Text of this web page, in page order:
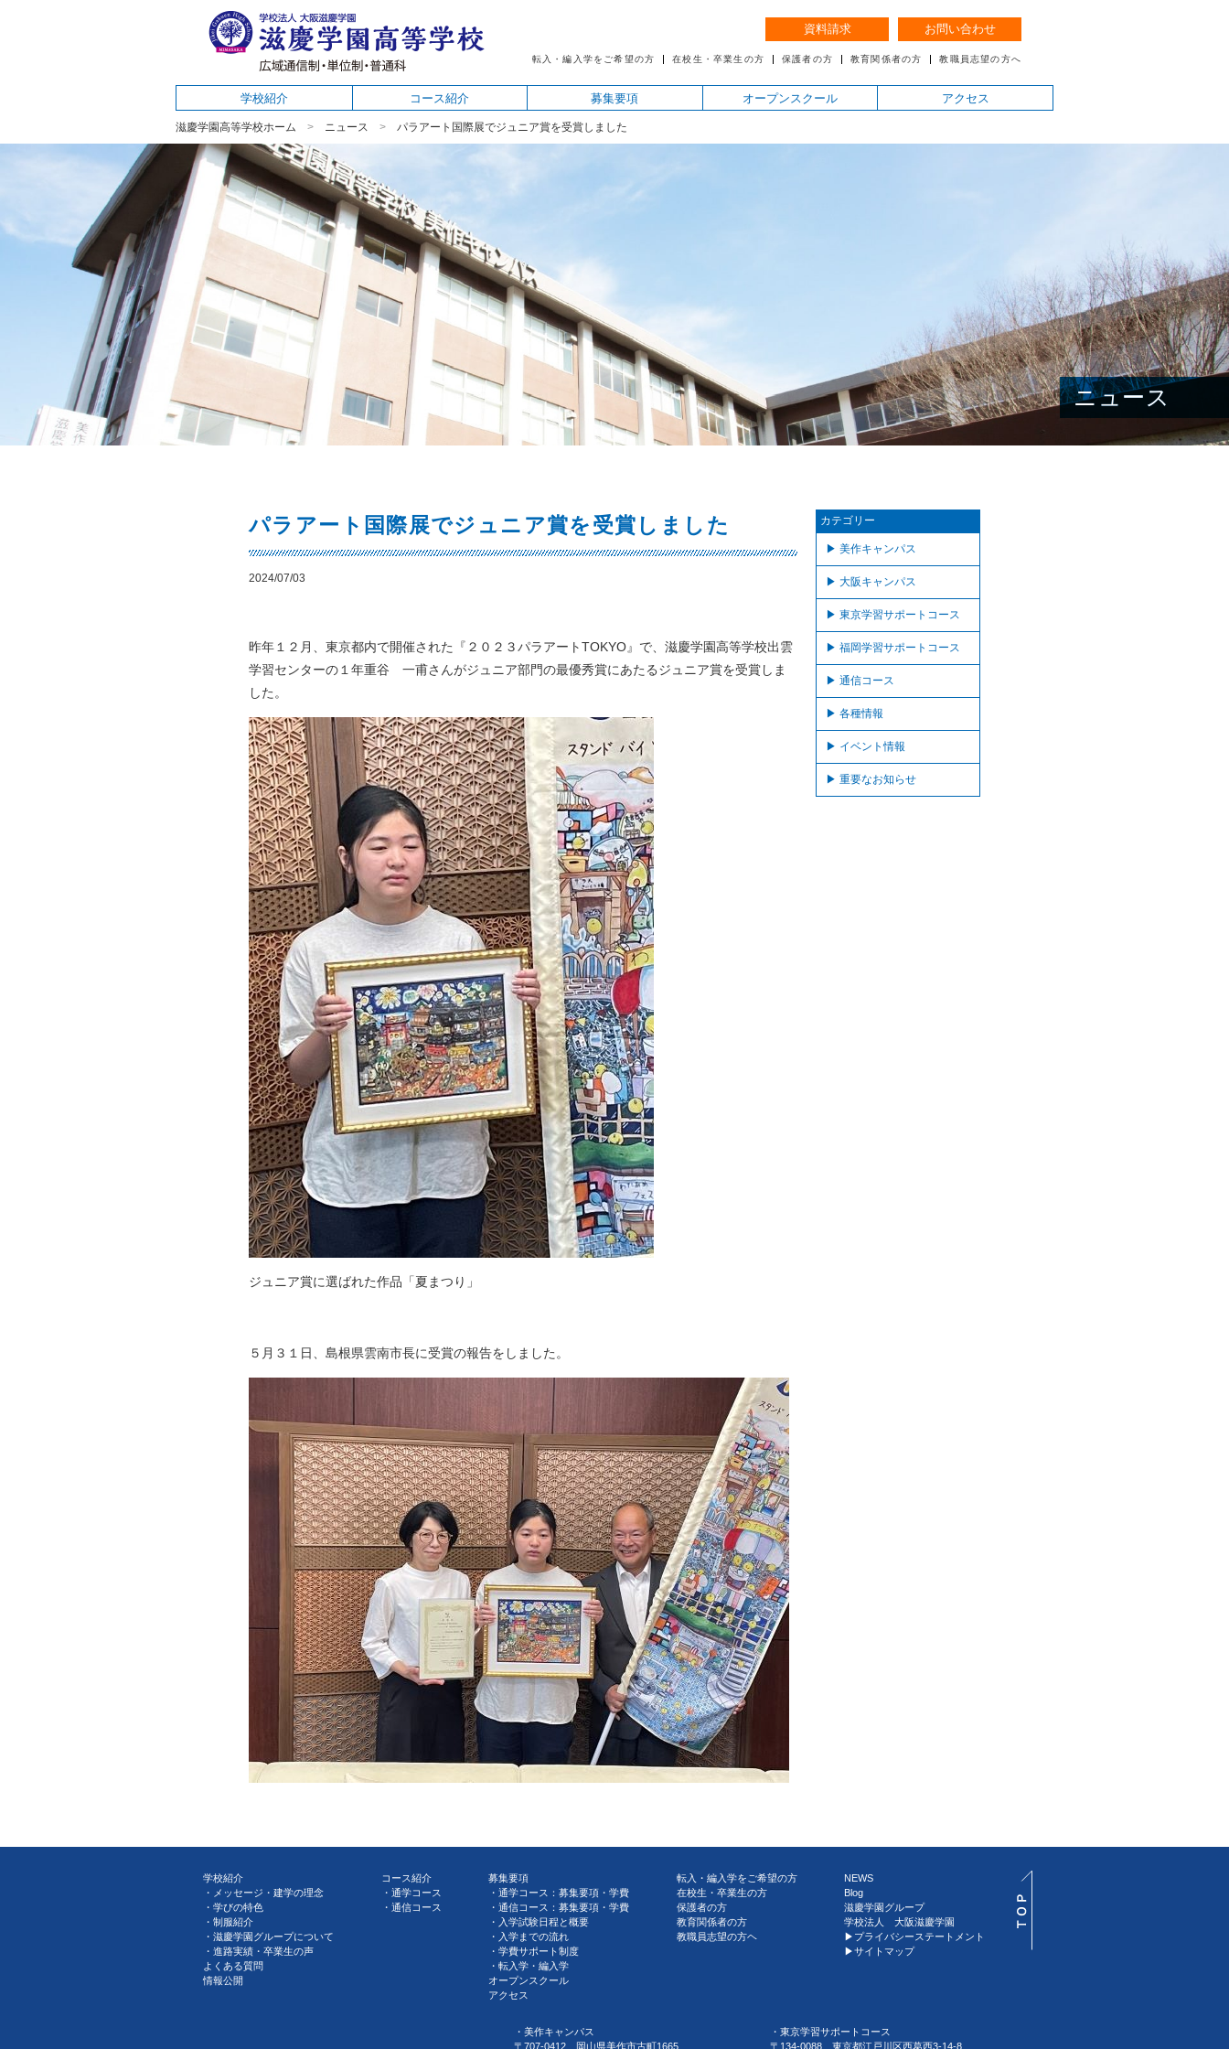
資料請求 お問い合わせ
転入・編入学をご希望の方 在校生・卒業生の方 保護者の方 教育関係者の方 教職員志望の方へ
学校紹介 コース紹介 募集要項 オープンスクール アクセス
滋慶学園高等学校ホーム ニュース パラアート国際展でジュニア賞を受賞しました
ニュース
カテゴリー
美作キャンパス
大阪キャンパス
東京学習サポートコース
福岡学習サポートコース
通信コース
各種情報
イベント情報
重要なお知らせ
パラアート国際展でジュニア賞を受賞しました
2024/07/03
昨年１２月、東京都内で開催された『２０２３パラアートTOKYO』で、滋慶学園高等学校出雲
学習センターの１年重谷 一甫さんがジュニア部門の最優秀賞にあたるジュニア賞を受賞しま
した。
ジュニア賞に選ばれた作品「夏まつり」
５月３１日、島根県雲南市長に受賞の報告をしました。
学校紹介
メッセージ・建学の理念
学びの特色
制服紹介
滋慶学園グループについて
進路実績・卒業生の声
よくある質問
情報公開
コース紹介
通学コース
通信コース
募集要項
通学コース：募集要項・学費
通信コース：募集要項・学費
入学試験日程と概要
入学までの流れ
学費サポート制度
転入学・編入学
オープンスクール
アクセス
転入・編入学をご希望の方
在校生・卒業生の方
保護者の方
教育関係者の方
教職員志望の方ヘ
NEWS
Blog
滋慶学園グループ
学校法人 大阪滋慶学園
▶︎プライバシーステートメント
▶︎サイトマップ
・美作キャンパス
〒707-0412 岡山県美作市古町1665
・東京学習サポートコース
〒134-0088 東京都江戸川区西葛西3-14-8